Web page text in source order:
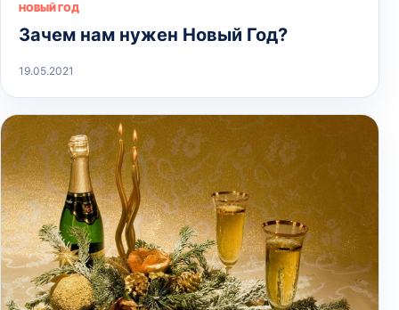
НОВЫЙ ГОД
Зачем нам нужен Новый Год?
19.05.2021